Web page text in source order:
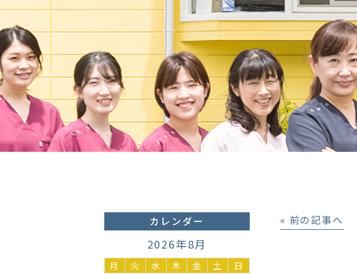
« 前の記事へ
カレンダー
2026年8月
月 火 水 木 金 土 日